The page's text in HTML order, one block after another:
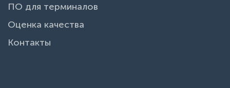
ПО для терминалов
Оценка качества
Контакты